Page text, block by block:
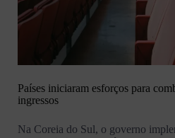
Países iniciaram esforços para
ingressos
Na Coreia do Sul, o governo